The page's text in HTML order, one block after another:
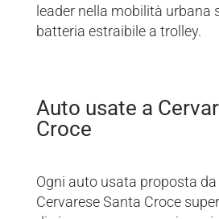
leader nella mobilità urbana
batteria estraibile a trolley.
Auto usate a
Croce
Ogni auto usata proposta da
Cervarese Santa Croce